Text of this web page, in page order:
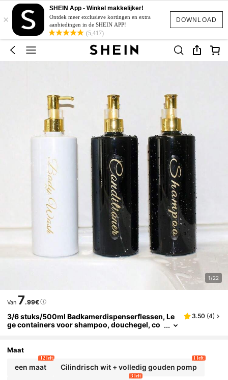
DOWNLOAD
×
SHEIN App - Winkel makkelijker!
Ontdek meer exclusieve kortingen en extra
aanbiedingen in de SHEIN APP!
(5,417)
1/22
Van 7.99€
3/6 stuks/500ml Badkamerdispenserflessen, Le
ge containers voor shampoo, douchegel, co
c Navulbare Zeepdispenser, Keuken- en Badkame
ropslag, Lege Herbruikbare Zeep-, Lotion- en Do
uchecontainers
3.50 (4)
Maat
een maat
12 left
Cilindrisch wit + volledig gouden pomp
1 left
3 left